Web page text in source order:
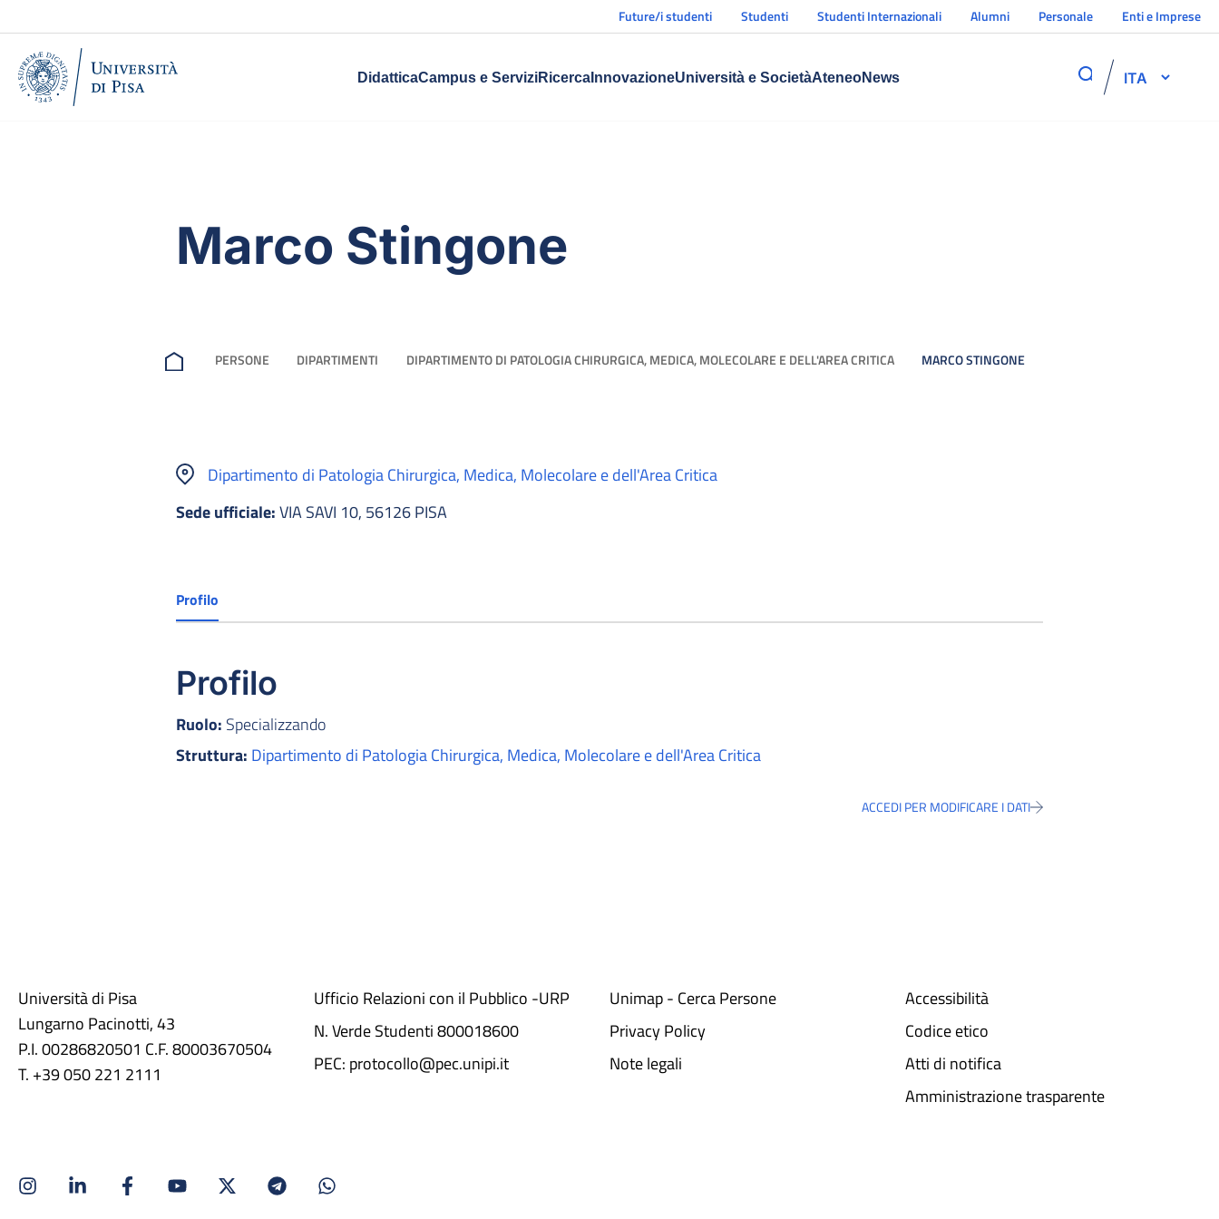
Future/i studenti Studenti Studenti Internazionali Alumni Personale Enti e Imprese
DidatticaCampus e ServiziRicercaInnovazioneUniversità e SocietàAteneoNews ITA
Marco Stingone
PERSONE DIPARTIMENTI DIPARTIMENTO DI PATOLOGIA CHIRURGICA, MEDICA, MOLECOLARE E DELL'AREA CRITICA MARCO STINGONE
Dipartimento di Patologia Chirurgica, Medica, Molecolare e dell'Area Critica
Sede ufficiale:VIA SAVI 10, 56126 PISA
Profilo
Profilo
Ruolo: Specializzando
Struttura: Dipartimento di Patologia Chirurgica, Medica, Molecolare e dell'Area Critica
ACCEDI PER MODIFICARE I DATI
Università di Pisa
Lungarno Pacinotti, 43
P.I. 00286820501 C.F. 80003670504
T. +39 050 221 2111
Ufficio Relazioni con il Pubblico -URP
N. Verde Studenti 800018600​
PEC: protocollo@pec.unipi.it
Unimap - Cerca Persone
Privacy Policy
Note legali
Accessibilità
Codice etico
Atti di notifica
Amministrazione trasparente